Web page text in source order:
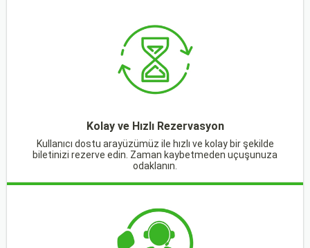
Kolay ve Hızlı Rezervasyon
Kullanıcı dostu arayüzümüz ile hızlı ve kolay bir şekilde
biletinizi rezerve edin. Zaman kaybetmeden uçuşunuza
odaklanın.